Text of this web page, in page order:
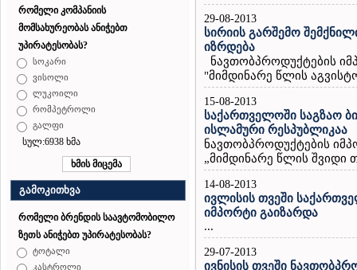
რომელი კომპანიის
მომსახურეობას ანიჭებთ
უპირატესობას?
სოკარი
ვისოლი
ლუკოილი
რომპეტროლი
გალფი
სულ:6938 ხმა
გამოკითხვა
რომელი ბრენდის საავტომობილო
ზეთს ანიჭებთ უპირატესობას?
ტოტალი
კასტროლი
29-08-2013
სირიის გარშემო
იზრდება
ნავთობპროდუქტების
"მიმდინარე წლის
15-08-2013
საქართველოში საგზაო
ისლამური რესპუბლიკაა
ნავთობპროდუქტების
„მიმდინარე წლის შვიდი
14-08-2013
ივლისის თვეში
იმპორტი გაიზარდა
...
29-07-2013
ივნისის თვეში